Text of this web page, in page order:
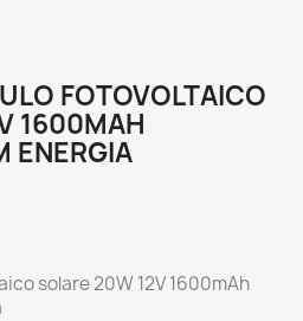
FOTOVOLTAICO
1600MAH
ENERGIA
solare 20W 12V 1600mAh